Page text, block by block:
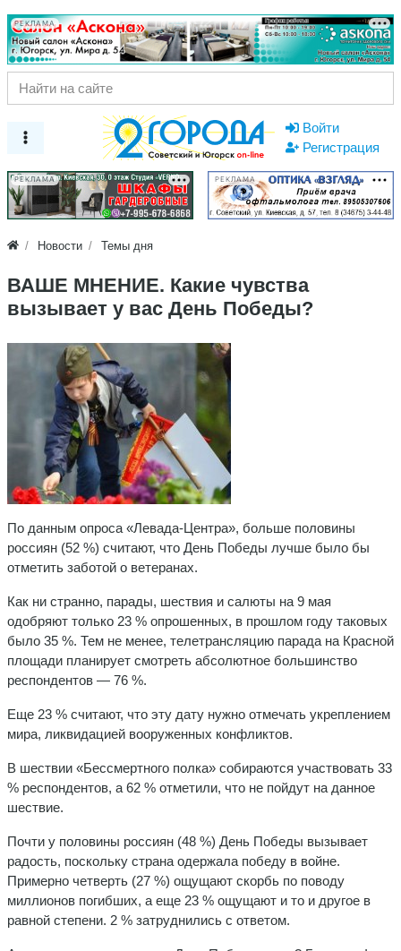
РЕКЛАМА
Войти
Регистрация
РЕКЛАМА РЕКЛАМА
Новости Темы дня
ВАШЕ МНЕНИЕ. Какие чувства
вызывает у вас День Победы?
По данным опроса «Левада-Центра», больше половины
россиян (52 %) считают, что День Победы лучше было бы
отметить заботой о ветеранах.
Как ни странно, парады, шествия и салюты на 9 мая
одобряют только 23 % опрошенных, в прошлом году таковых
было 35 %. Тем не менее, телетрансляцию парада на Красной
площади планирует смотреть абсолютное большинство
респондентов — 76 %.
Еще 23 % считают, что эту дату нужно отмечать укреплением
мира, ликвидацией вооруженных конфликтов.
В шествии «Бессмертного полка» собираются участвовать 33
% респондентов, а 62 % отметили, что не пойдут на данное
шествие.
Почти у половины россиян (48 %) День Победы вызывает
радость, поскольку страна одержала победу в войне.
Примерно четверть (27 %) ощущают скорбь по поводу
миллионов погибших, а еще 23 % ощущают и то и другое в
равной степени. 2 % затруднились с ответом.